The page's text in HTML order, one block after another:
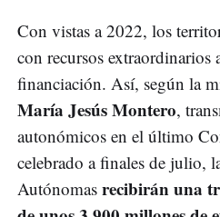
Con vistas a 2022, los
con recursos extraordinarios
financiación. Así, según la
María Jesús Montero,
autonómicos en el último
celebrado a finales de julio,
Autónomas recibirán una